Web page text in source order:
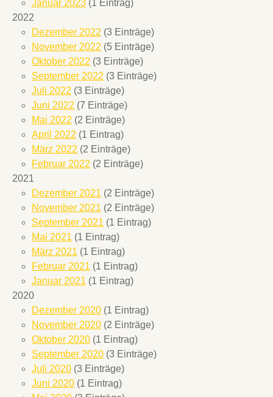
Januar 2023 (1 Eintrag)
2022
Dezember 2022 (3 Einträge)
November 2022 (5 Einträge)
Oktober 2022 (3 Einträge)
September 2022 (3 Einträge)
Juli 2022 (3 Einträge)
Juni 2022 (7 Einträge)
Mai 2022 (2 Einträge)
April 2022 (1 Eintrag)
März 2022 (2 Einträge)
Februar 2022 (2 Einträge)
2021
Dezember 2021 (2 Einträge)
November 2021 (2 Einträge)
September 2021 (1 Eintrag)
Mai 2021 (1 Eintrag)
März 2021 (1 Eintrag)
Februar 2021 (1 Eintrag)
Januar 2021 (1 Eintrag)
2020
Dezember 2020 (1 Eintrag)
November 2020 (2 Einträge)
Oktober 2020 (1 Eintrag)
September 2020 (3 Einträge)
Juli 2020 (3 Einträge)
Juni 2020 (1 Eintrag)